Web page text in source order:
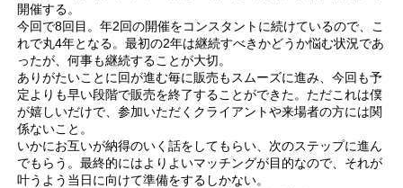
開催する。
今回で8回目。年2回の開催をコンスタントに続けているので、こ
れで丸4年となる。最初の2年は継続すべきかどうか悩む状況であ
ったが、何事も継続することが大切。
ありがたいことに回が進む毎に販売もスムーズに進み、今回も予
定よりも早い段階で販売を終了することができた。ただこれは僕
が嬉しいだけで、参加いただくクライアントや来場者の方には関
係ないこと。
いかにお互いが納得のいく話をしてもらい、次のステップに進ん
でもらう。最終的にはよりよいマッチングが目的なので、それが
叶うよう当日に向けて準備をするしかない。